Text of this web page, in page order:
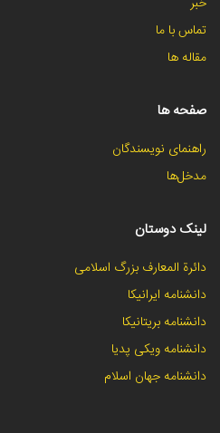
تماس با ما
مقاله ها
صفحه ها
راهنمای نویسندگان
مدخل‌ها
لینک دوستان
دائرة المعارف بزرگ اسلامی
دانشنامه ایرانیکا
دانشنامه بریتانیکا
دانشنامه ویکی پدیا
دانشنامه جهان اسلام